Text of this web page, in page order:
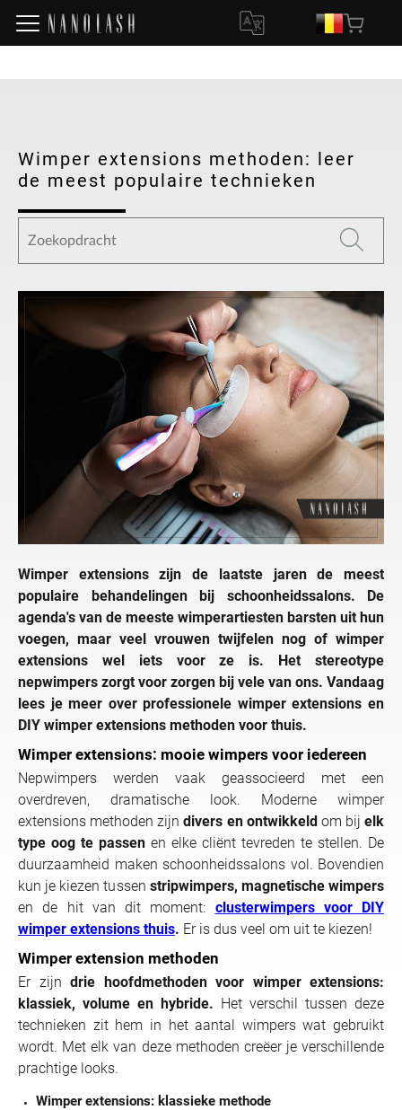
Wimper extensions methoden: leer
de meest populaire technieken
Wimper extensions zijn de laatste jaren de meest
populaire behandelingen bij schoonheidssalons. De
agenda's van de meeste wimperartiesten barsten uit hun
voegen, maar veel vrouwen twijfelen nog of wimper
extensions wel iets voor ze is. Het stereotype
nepwimpers zorgt voor zorgen bij vele van ons. Vandaag
lees je meer over professionele wimper extensions en
DIY wimper extensions methoden voor thuis.
Wimper extensions: mooie wimpers voor iedereen
Nepwimpers werden vaak geassocieerd met een
overdreven, dramatische look. Moderne wimper
extensions methoden zijndivers en ontwikkeldom bij elk
type oog te passen en elke cliënt tevreden te stellen. De
duurzaamheid maken schoonheidssalons vol. Bovendien
kun je kiezen tussen stripwimpers, magnetische wimpers
en de hit van dit moment: clusterwimpers voor DIY
wimper extensions thuis. Er is dus veel om uit te kiezen!
Wimper extension methoden
Er zijn drie hoofdmethoden voor wimper extensions:
klassiek, volume en hybride. Het verschil tussen deze
technieken zit hem in het aantal wimpers wat gebruikt
wordt. Met elk van deze methoden creëer je verschillende
prachtige looks.
Wimper extensions: klassieke methode